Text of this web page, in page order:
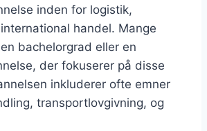
inden for logistik,
handel. Mange
bachelorgrad eller en
der fokuserer på disse
inkluderer ofte emner
transportlovgivning, og